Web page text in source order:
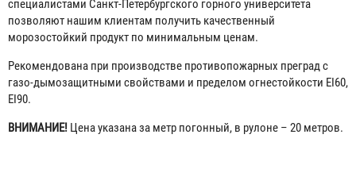
специалистами Санкт-Петербургского горного университета
позволяют нашим клиентам получить качественный
морозостойкий продукт по минимальным ценам.
Рекомендована при производстве противопожарных преград с
газо-дымозащитными свойствами и пределом огнестойкости EI60,
EI90.
ВНИМАНИЕ! Цена указана за метр погонный, в рулоне – 20 метров.